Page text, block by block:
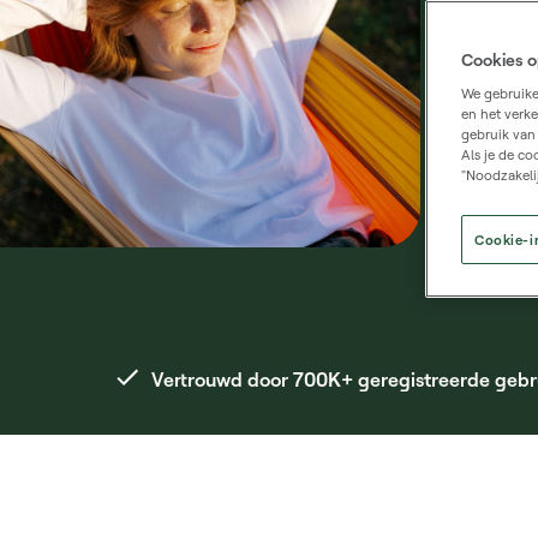
Vertrouwd door 700K+ geregistreerde
Cookies
We
en het
gebruik van
Als je de
Cookie-